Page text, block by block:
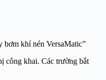
bơm khí nén VersaMatic”
công khai. Các trường bắt